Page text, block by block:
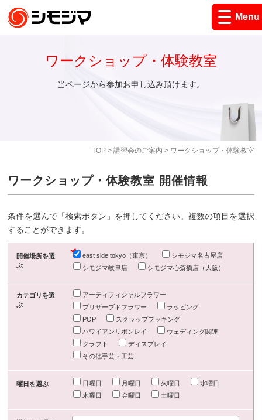
Menu
TOP> 講習会のご案内 > ワークショップ・体験教室
ワークショップ・体験教室
当ページから参加お申し込み頂けます。
ワークショップ・体験教室 開催情報
条件を選んで「検索ボタン」を押してください。複数の項目を選択
することができます。
開催場所を選
ぶ
east side tokyo（東京）
シモジマ名古屋店
シモジマ岐阜店
シモジマ心斎橋店（大阪）
カテゴリを選
ぶ
アーティフィシャルフラワー
プリザーブドフラワー
ラッピング
POP
スクラップブッキング
ハワイアンリボンレイ
ウェディング関連
クラフト
ディスプレイ
その他手芸・工芸
曜日を選ぶ 日曜日 月曜日 火曜日
水曜日
木曜日
金曜日 土曜日